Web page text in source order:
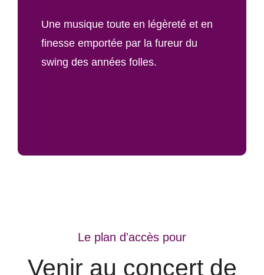
Une musique toute en légèreté et en
finesse emportée par la fureur du
swing des années folles.
Le plan d'accès pour
Venir au concert de